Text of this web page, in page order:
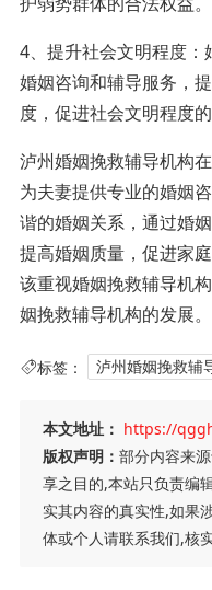
4、提升社会文明程度
婚姻咨询和辅导服务，
度，促进社会文明程度的
泸州婚姻挽救辅导机构
为夫妻提供专业的婚姻
谐的婚姻关系，通过婚
提高婚姻质量，促进家
该重视婚姻挽救辅导机
姻挽救辅导机构的发展。
标签： 泸州婚姻挽救辅
本文地址： https://
版权声明： 部分内容来
享之目的,本站只负责编
实其内容的真实性,如果
体或个人请联系我们,核